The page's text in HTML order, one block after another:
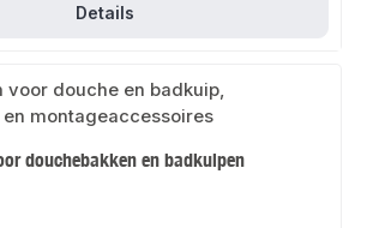
Details
douchebakken en badkuipen